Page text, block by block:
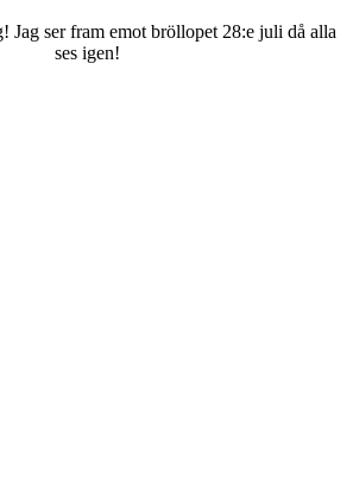
Jag ser fram emot bröllopet 28:e juli då alla
ses igen!